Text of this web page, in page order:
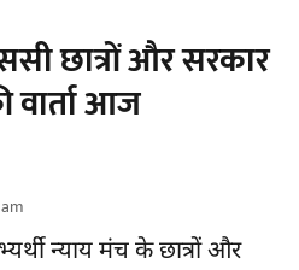
छात्रों और सरकार
वार्ता आज
न्याय मंच के छात्रों और